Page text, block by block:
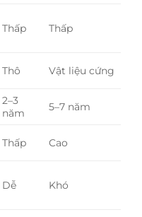
Thấp Thấp
Thô Vật liệu cứng
2–3
năm
5–7 năm
Thấp Cao
Dễ Khó